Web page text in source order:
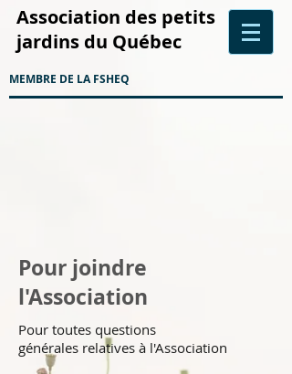
Association des petits
jardins du Québec
MEMBRE DE LA FSHEQ
Pour joindre
l'Association
Pour toutes questions
générales relatives à l'Association